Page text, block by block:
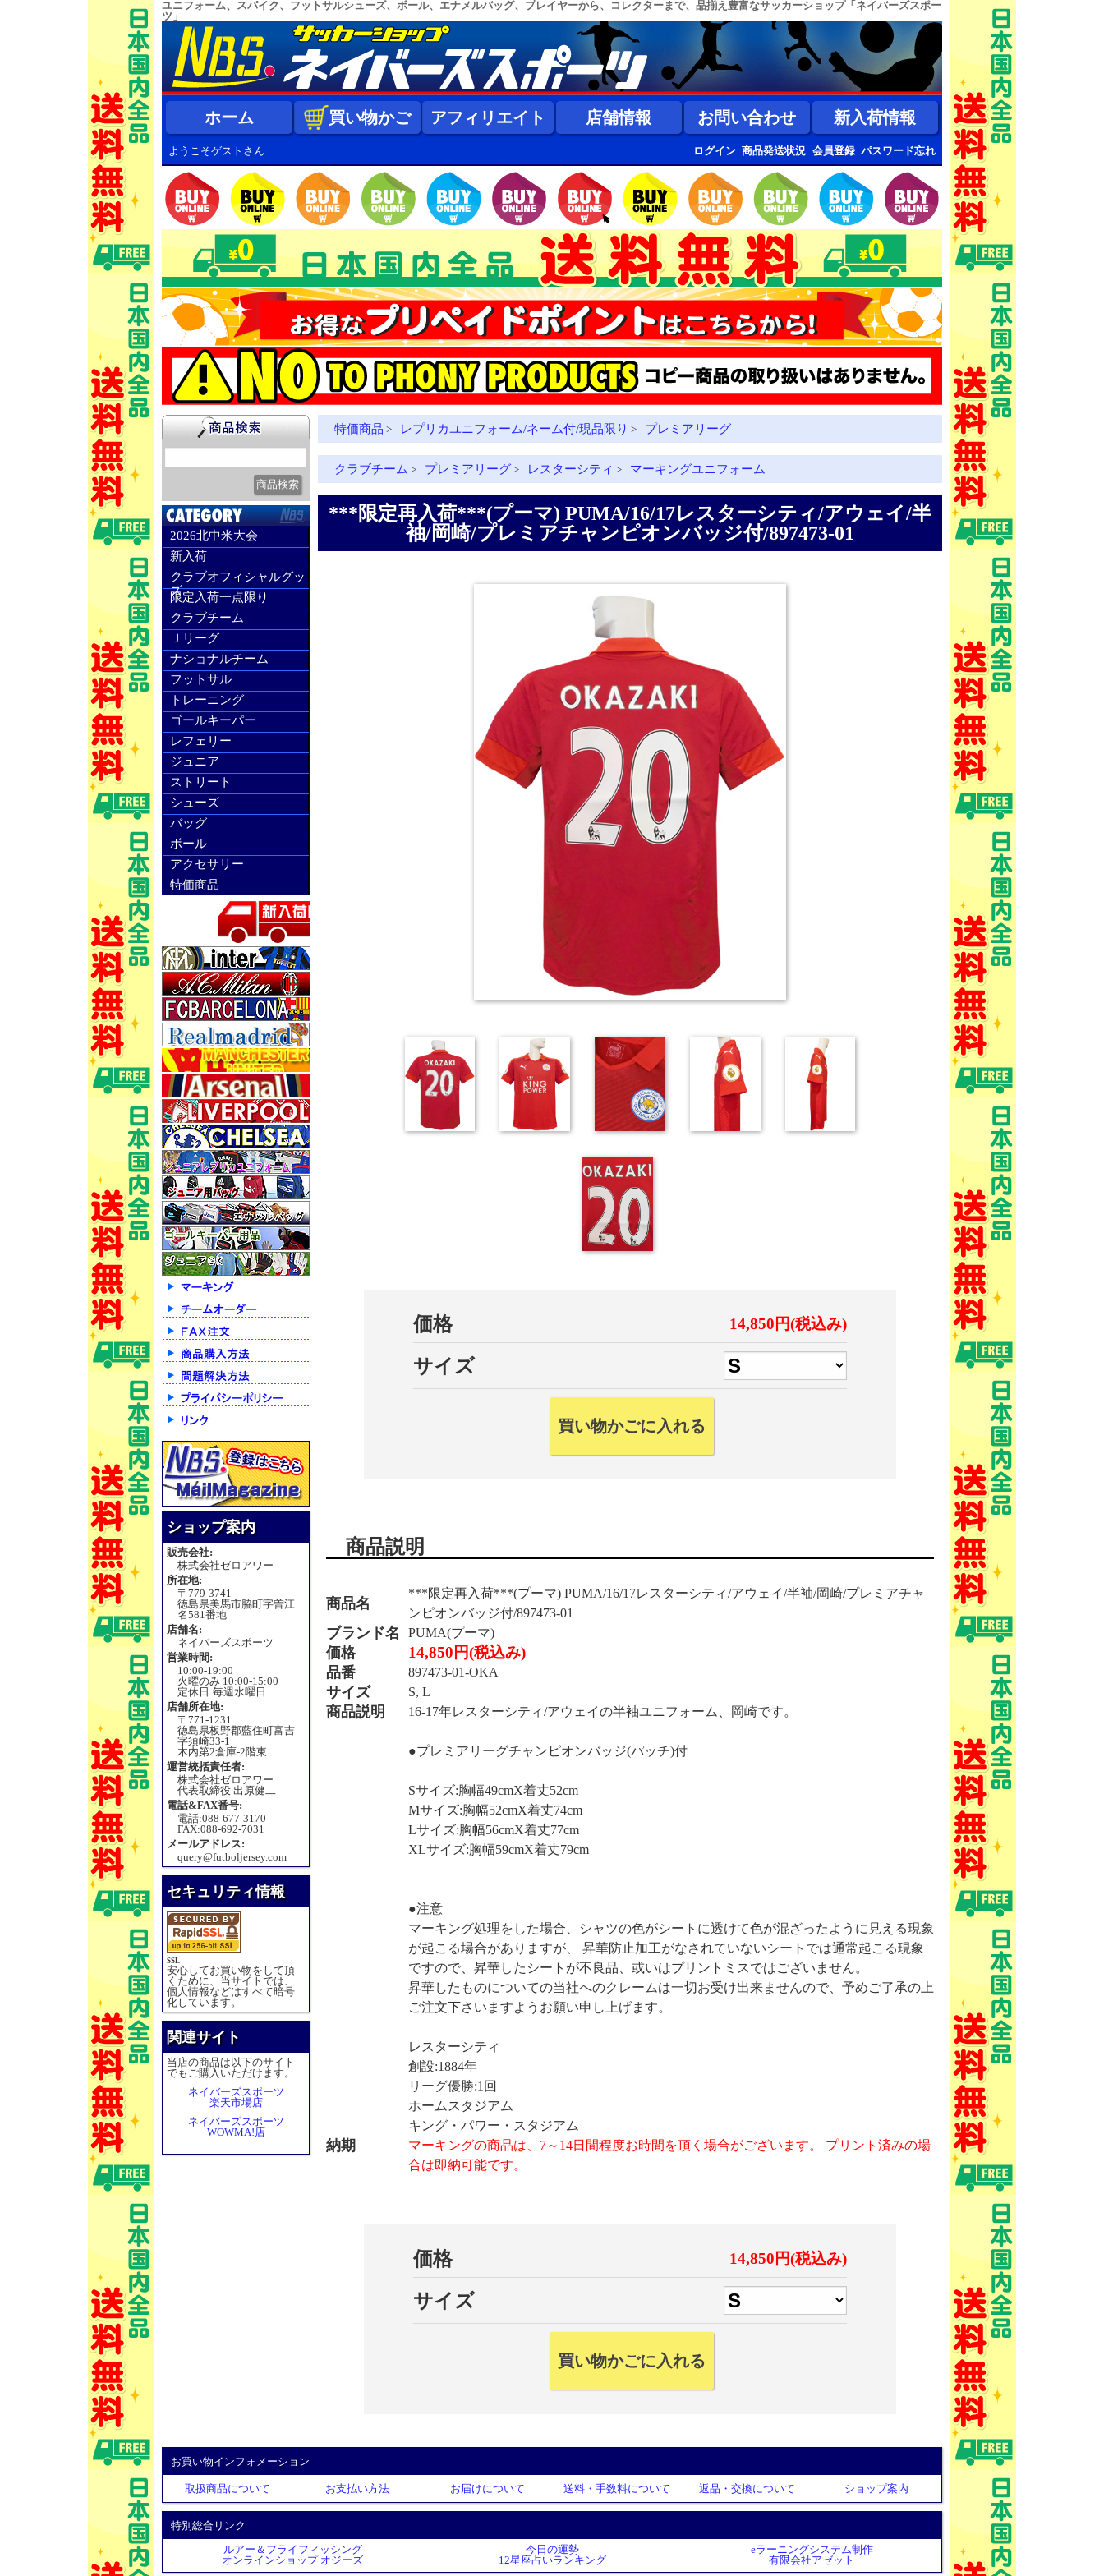
ユニフォーム、スパイク、フットサルシューズ、ボール、エナメルバッグ、プレイヤーから、コレクターまで、品揃え豊富なサッカーショップ「ネイバーズスポー
ツ」
ホーム 買い物かご アフィリエイト 店舗情報 お問い合わせ 新入荷情報
ようこそゲストさん ログイン 商品発送状況 会員登録 パスワード忘れ
2026北中米大会
新入荷
クラブオフィシャルグッ
ズ
限定入荷一点限り
クラブチーム
Ｊリーグ
ナショナルチーム
フットサル
トレーニング
ゴールキーパー
レフェリー
ジュニア
ストリート
シューズ
バッグ
ボール
アクセサリー
特価商品
ショップ案内
販売会社:
株式会社ゼロアワー
所在地:
〒779-3741
徳島県美馬市脇町字曽江
名581番地
店舗名:
ネイバーズスポーツ
営業時間:
10:00-19:00
火曜のみ 10:00-15:00
定休日:毎週水曜日
店舗所在地:
〒771-1231
徳島県板野郡藍住町富吉
字須崎33-1
木内第2倉庫-2階東
運営統括責任者:
株式会社ゼロアワー
代表取締役 出原健二
電話&FAX番号:
電話:088-677-3170
FAX:088-692-7031
メールアドレス:
query@futboljersey.com
セキュリティ情報
SSL
安心してお買い物をして頂
くために、当サイトでは、
個人情報などはすべて暗号
化しています。
関連サイト
当店の商品は以下のサイト
でもご購入いただけます。
ネイバーズスポーツ
楽天市場店
ネイバーズスポーツ
WOWMA!店
特価商品 > レプリカユニフォーム/ネーム付/現品限り > プレミアリーグ
クラブチーム > プレミアリーグ > レスターシティ > マーキングユニフォーム
***限定再入荷***(プーマ) PUMA/16/17レスターシティ/アウェイ/半
袖/岡崎/プレミアチャンピオンバッジ付/897473-01
価格 14,850円(税込み)
サイズ
商品説明
商品名
***限定再入荷***(プーマ) PUMA/16/17レスターシティ/アウェイ/半袖/岡崎/プレミアチャ
ンピオンバッジ付/897473-01
ブランド名 PUMA(プーマ)
価格 14,850円(税込み)
品番 897473-01-OKA
サイズ S, L
商品説明 16-17年レスターシティ/アウェイの半袖ユニフォーム、岡崎です。
●プレミアリーグチャンピオンバッジ(パッチ)付
Sサイズ:胸幅49cmX着丈52cm
Mサイズ:胸幅52cmX着丈74cm
Lサイズ:胸幅56cmX着丈77cm
XLサイズ:胸幅59cmX着丈79cm
●注意
マーキング処理をした場合、シャツの色がシートに透けて色が混ざったように見える現象
が起こる場合がありますが、 昇華防止加工がなされていないシートでは通常起こる現象
ですので、昇華したシートが不良品、或いはプリントミスではございません。
昇華したものについての当社へのクレームは一切お受け出来ませんので、予めご了承の上
ご注文下さいますようお願い申し上げます。
レスターシティ
創設:1884年
リーグ優勝:1回
ホームスタジアム
キング・パワー・スタジアム
納期
マーキングの商品は、7～14日間程度お時間を頂く場合がございます。 プリント済みの場
合は即納可能です。
価格 14,850円(税込み)
サイズ
お買い物インフォメーション
取扱商品について お支払い方法 お届けについて 送料・手数料について 返品・交換について ショップ案内
特別総合リンク
ルアー＆フライフィッシング
オンラインショップ オジーズ
今日の運勢
12星座占いランキング
eラーニングシステム制作
有限会社アゼット